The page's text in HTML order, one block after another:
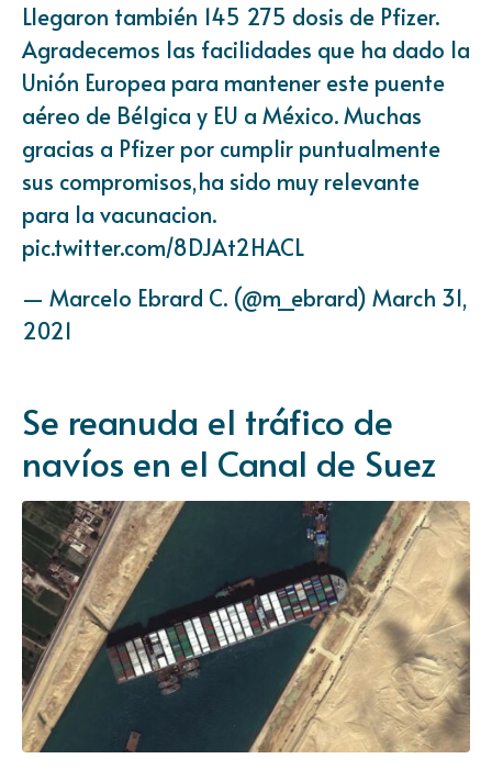
Llegaron también 145 275 dosis de Pfizer.
Agradecemos las facilidades que ha dado la
Unión Europea para mantener este puente
aéreo de Bélgica y EU a México. Muchas
gracias a Pfizer por cumplir puntualmente
sus compromisos,ha sido muy relevante
para la vacunacion.
pic.twitter.com/8DJAt2HACL
— Marcelo Ebrard C. (@m_ebrard) March 31,
2021
Se reanuda el tráfico de
navíos en el Canal de Suez